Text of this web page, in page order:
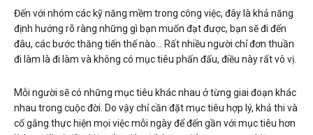
Đến với nhóm các kỹ năng mềm trong công việc, đây là khả năng
định hướng rõ ràng những gì bạn muốn đạt được, bạn sẽ đi đến
đâu, các bước thăng tiến thế nào… Rất nhiều người chỉ đơn thuần
đi làm là đi làm và không có mục tiêu phấn đấu, điều này rất vô vị.
Mỗi người sẽ có những mục tiêu khác nhau ở từng giai đoạn khác
nhau trong cuộc đời. Do vậy chỉ cần đặt mục tiêu hợp lý, khả thi và
cố gắng thực hiện mọi việc mỗi ngày để đến gần với mục tiêu hơn